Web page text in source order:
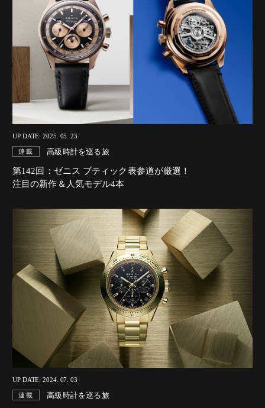
UP DATE: 2025. 05. 23
連載 高級時計を巡る旅
第142回：ゼニス ブティック表参道が厳選！
注目の新作＆人気モデル4本
UP DATE: 2024. 07. 03
連載 高級時計を巡る旅